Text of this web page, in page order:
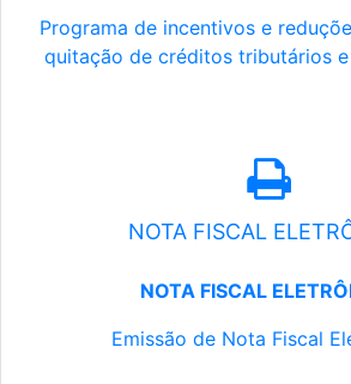
Programa de incentivos e
quitação de créditos tributários
NOTA FISCAL
NOTA FISCAL
Emissão de Nota Fiscal